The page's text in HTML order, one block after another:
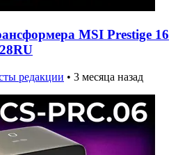
MSI Prestige 16
редакции • 3 месяца назад